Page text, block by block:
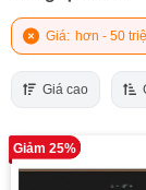
Giá: hơn - 50
Giá cao
Giảm 25%